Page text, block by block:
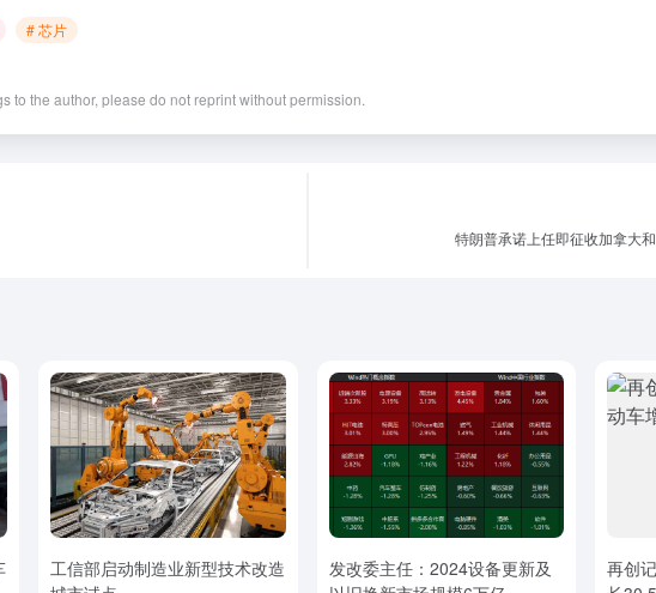
# 芯片
to the author, please do not reprint without permission.
特朗普承诺上任即征收加拿大
工信部启动制造业新型技术改造
发改委主任：2024设备更新及
再创